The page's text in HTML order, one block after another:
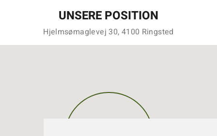
UNSERE POSITION
Hjelmsømaglevej 30, 4100 Ringsted